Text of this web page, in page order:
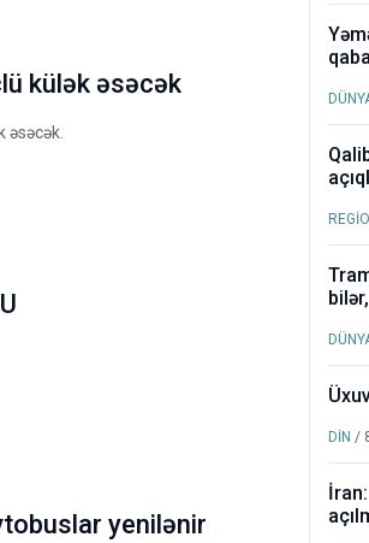
külək əsəcək
əsəcək.
yenilənir
DİN /